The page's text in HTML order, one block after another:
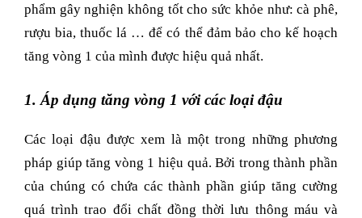
phẩm gây nghiện không tốt cho sức khỏe như: cà phê,
rượu bia, thuốc lá … để có thể đảm bảo cho kế hoạch
tăng vòng 1 của mình được hiệu quả nhất.
1. Áp dụng tăng vòng 1 với các loại đậu
Các loại đậu được xem là một trong những phương
pháp giúp tăng vòng 1 hiệu quả. Bởi trong thành phần
của chúng có chứa các thành phần giúp tăng cường
quá trình trao đổi chất đồng thời lưu thông máu và